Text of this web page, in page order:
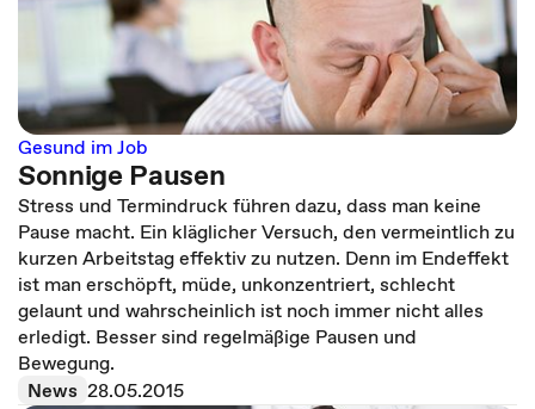
Gesund im Job
Sonnige Pausen
Stress und Termindruck führen dazu, dass man keine
Pause macht. Ein kläglicher Versuch, den vermeintlich zu
kurzen Arbeitstag effektiv zu nutzen. Denn im Endeffekt
ist man erschöpft, müde, unkonzentriert, schlecht
gelaunt und wahrscheinlich ist noch immer nicht alles
erledigt. Besser sind regelmäßige Pausen und
Bewegung.
News 28.05.2015